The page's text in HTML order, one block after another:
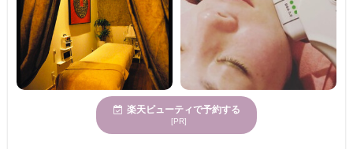
楽天ビューティで予約する
[PR]